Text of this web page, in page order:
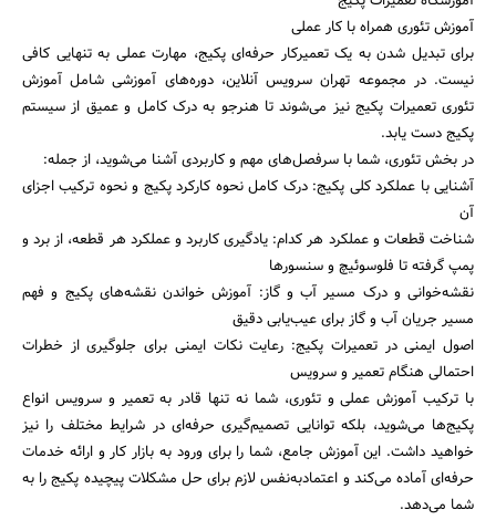
آموزش تئوری همراه با کار عملی
برای تبدیل شدن به یک تعمیرکار حرفه‌ای پکیج، مهارت عملی به تنهایی کافی
نیست. در مجموعه تهران سرویس آنلاین، دوره‌های آموزشی شامل آموزش
تئوری تعمیرات پکیج نیز می‌شوند تا هنرجو به درک کامل و عمیق از سیستم
پکیج دست یابد.
در بخش تئوری، شما با سرفصل‌های مهم و کاربردی آشنا می‌شوید، از جمله:
آشنایی با عملکرد کلی پکیج: درک کامل نحوه کارکرد پکیج و نحوه ترکیب اجزای
آن
شناخت قطعات و عملکرد هر کدام: یادگیری کاربرد و عملکرد هر قطعه، از برد و
پمپ گرفته تا فلوسوئیچ و سنسورها
نقشه‌خوانی و درک مسیر آب و گاز: آموزش خواندن نقشه‌های پکیج و فهم
مسیر جریان آب و گاز برای عیب‌یابی دقیق
اصول ایمنی در تعمیرات پکیج: رعایت نکات ایمنی برای جلوگیری از خطرات
احتمالی هنگام تعمیر و سرویس
با ترکیب آموزش عملی و تئوری، شما نه تنها قادر به تعمیر و سرویس انواع
پکیج‌ها می‌شوید، بلکه توانایی تصمیم‌گیری حرفه‌ای در شرایط مختلف را نیز
خواهید داشت. این آموزش جامع، شما را برای ورود به بازار کار و ارائه خدمات
حرفه‌ای آماده می‌کند و اعتمادبه‌نفس لازم برای حل مشکلات پیچیده پکیج را به
شما می‌دهد.